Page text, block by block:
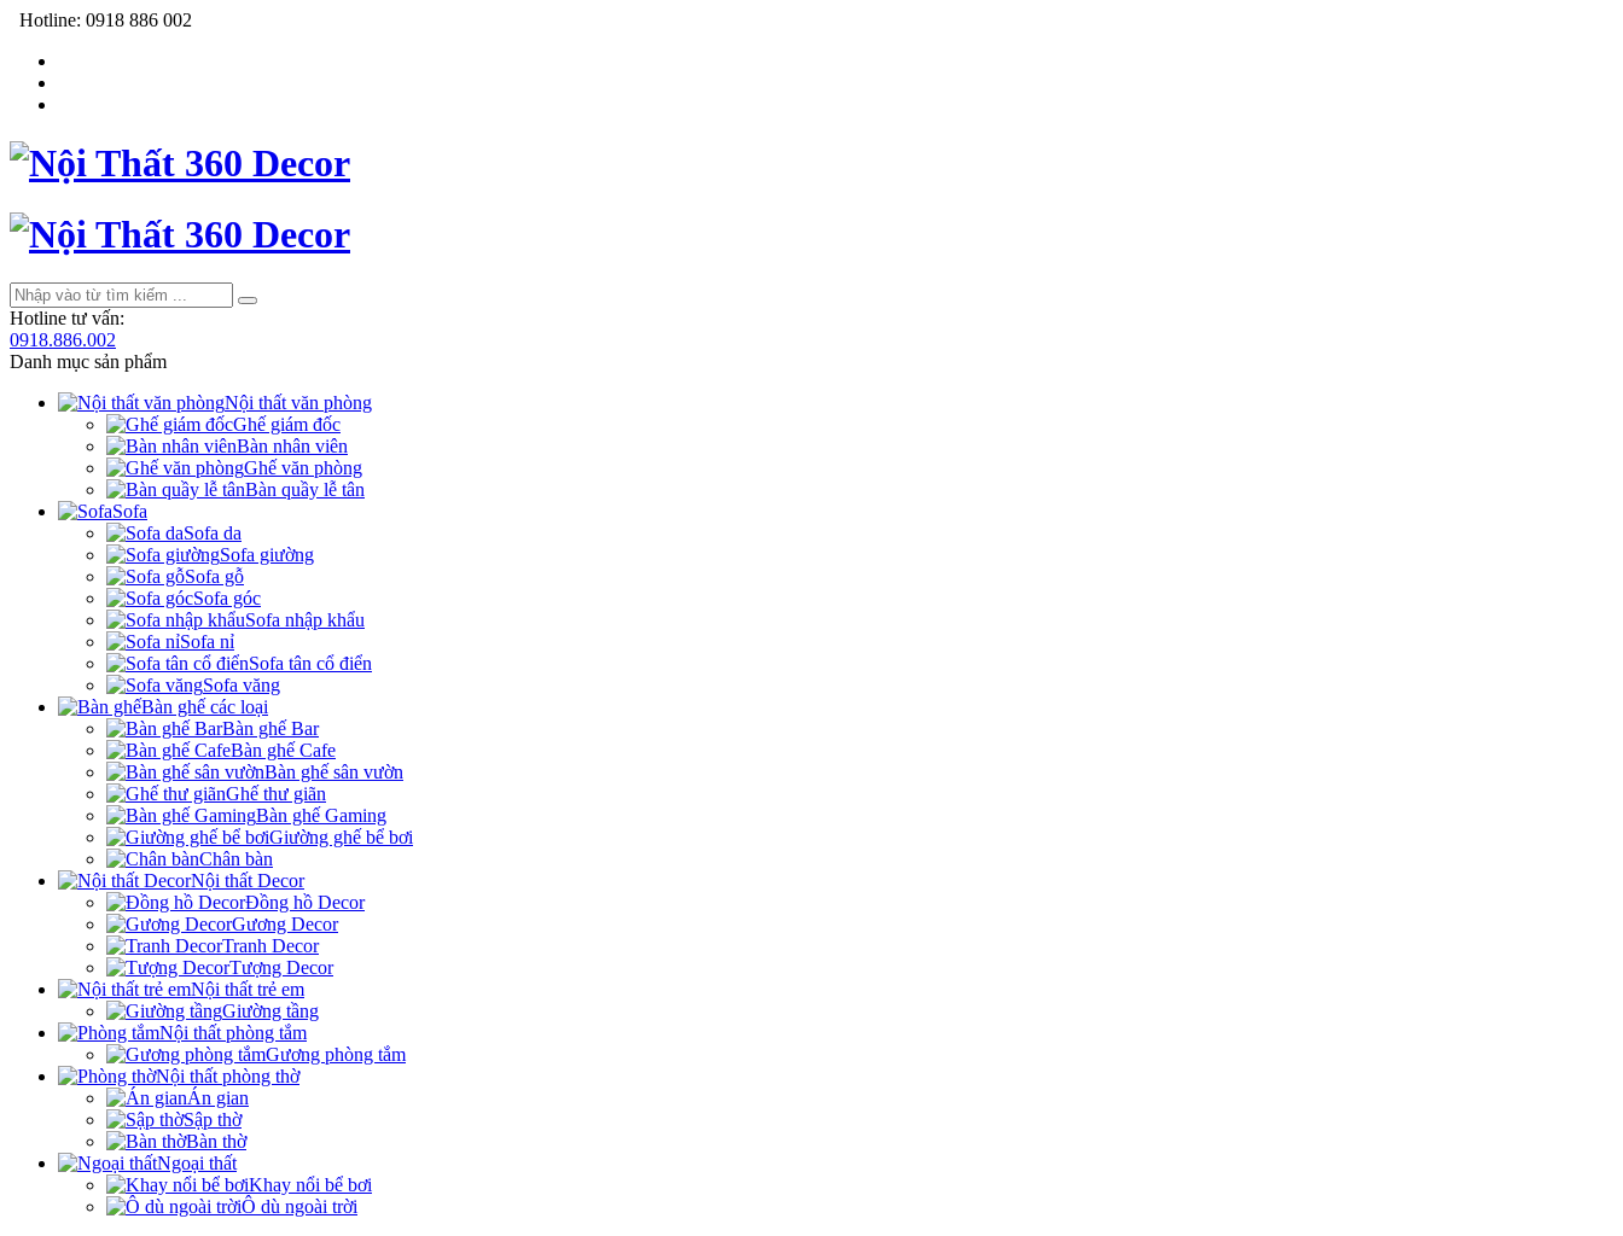
Hotline: 0918 886 002
Hotline tư vấn:
0918.886.002
Danh mục sản phẩm
Nội thất văn phòng
Ghế giám đốc
Bàn nhân viên
Ghế văn phòng
Bàn quầy lễ tân
Sofa
Sofa da
Sofa giường
Sofa gỗ
Sofa góc
Sofa nhập khẩu
Sofa nỉ
Sofa tân cổ điển
Sofa văng
Bàn ghế các loại
Bàn ghế Bar
Bàn ghế Cafe
Bàn ghế sân vườn
Ghế thư giãn
Bàn ghế Gaming
Giường ghế bể bơi
Chân bàn
Nội thất Decor
Đồng hồ Decor
Gương Decor
Tranh Decor
Tượng Decor
Nội thất trẻ em
Giường tầng
Nội thất phòng tắm
Gương phòng tắm
Nội thất phòng thờ
Án gian
Sập thờ
Bàn thờ
Ngoại thất
Khay nổi bể bơi
Ô dù ngoài trời